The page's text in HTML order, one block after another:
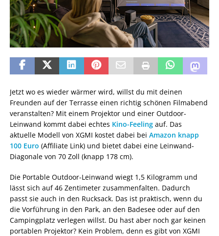
Jetzt wo es wieder wärmer wird, willst du mit deinen
Freunden auf der Terrasse einen richtig schönen Filmabend
veranstalten? Mit einem Projektor und einer Outdoor-
Leinwand kommt dabei echtes Kino-Feeling auf. Das
aktuelle Modell von XGMI kostet dabei bei Amazon knapp
100 Euro (Affiliate Link) und bietet dabei eine Leinwand-
Diagonale von 70 Zoll (knapp 178 cm).
Die Portable Outdoor-Leinwand wiegt 1,5 Kilogramm und
lässt sich auf 46 Zentimeter zusammenfalten. Dadurch
passt sie auch in den Rucksack. Das ist praktisch, wenn du
die Vorführung in den Park, an den Badesee oder auf den
Campingplatz verlegen willst. Du hast aber noch gar keinen
portablen Projektor? Kein Problem, denn es gibt von XGMI